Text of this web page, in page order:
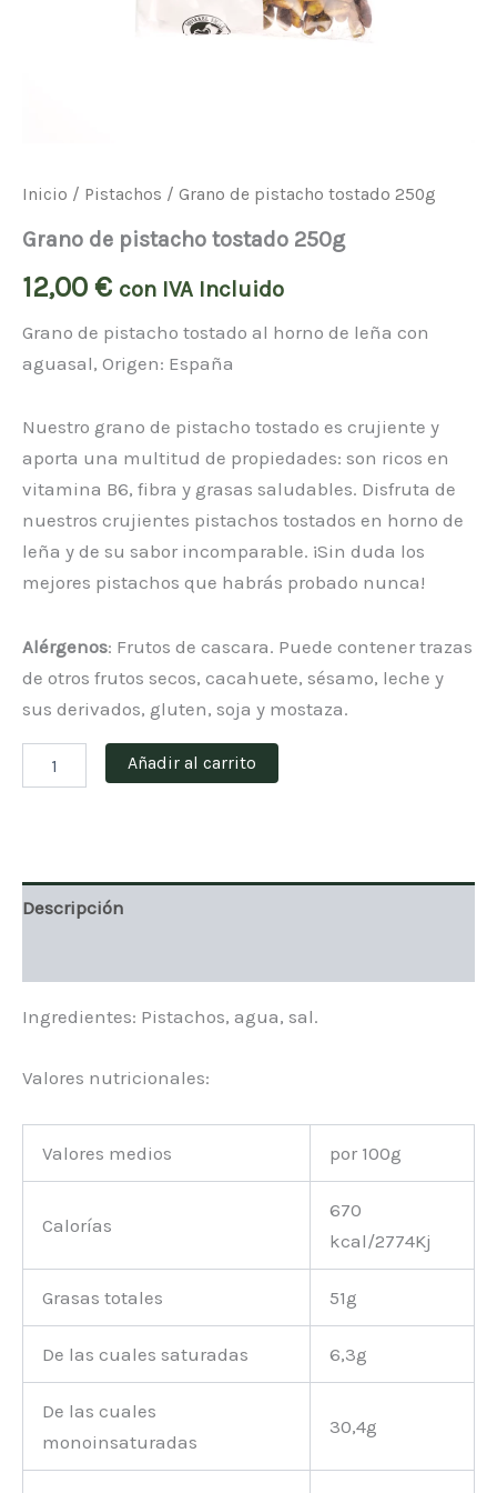
Inicio / Pistachos / Grano de pistacho tostado 250g
Grano de pistacho tostado 250g
12,00 € con IVA Incluido
Grano de pistacho tostado al horno de leña con
aguasal, Origen: España
Nuestro grano de pistacho tostado es crujiente y
aporta una multitud de propiedades: son ricos en
vitamina B6, fibra y grasas saludables. Disfruta de
nuestros crujientes pistachos tostados en horno de
leña y de su sabor incomparable. ¡Sin duda los
mejores pistachos que habrás probado nunca!
Alérgenos: Frutos de cascara. Puede contener trazas
de otros frutos secos, cacahuete, sésamo, leche y
sus derivados, gluten, soja y mostaza.
Añadir al carrito
Descripción
Ingredientes: Pistachos, agua, sal.
Valores nutricionales:
Valores medios por 100g
Calorías
670
kcal/2774Kj
Grasas totales 51g
De las cuales saturadas 6,3g
De las cuales
monoinsaturadas
30,4g